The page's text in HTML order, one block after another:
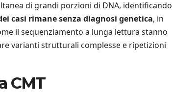
di grandi porzioni di DNA, identificando
casi rimane senza diagnosi genetica, in
il sequenziamento a lunga lettura stanno
varianti strutturali complesse e ripetizioni
CMT